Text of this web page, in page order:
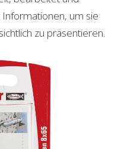
um sie
zu präsentieren.